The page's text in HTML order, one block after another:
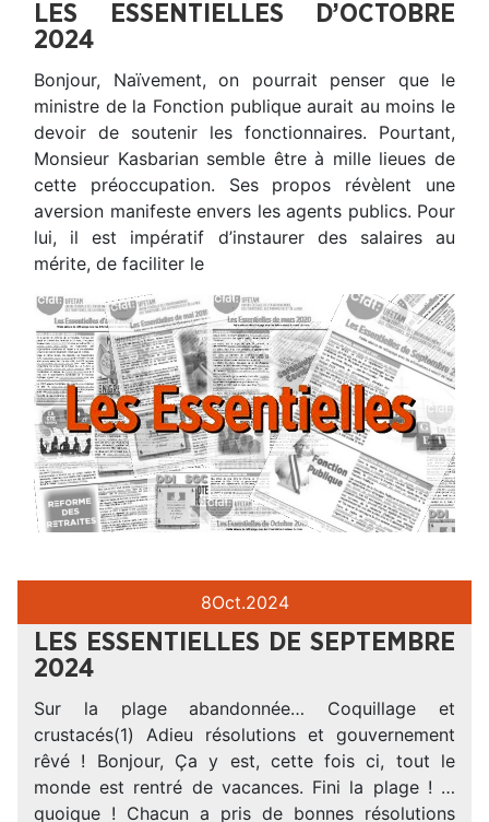
LES ESSENTIELLES D’OCTOBRE
2024
Bonjour, Naïvement, on pourrait penser que le
ministre de la Fonction publique aurait au moins le
devoir de soutenir les fonctionnaires. Pourtant,
Monsieur Kasbarian semble être à mille lieues de
cette préoccupation. Ses propos révèlent une
aversion manifeste envers les agents publics. Pour
lui, il est impératif d’instaurer des salaires au
mérite, de faciliter le
8Oct.2024
LES ESSENTIELLES DE SEPTEMBRE
2024
Sur la plage abandonnée… Coquillage et
crustacés(1) Adieu résolutions et gouvernement
rêvé ! Bonjour, Ça y est, cette fois ci, tout le
monde est rentré de vacances. Fini la plage ! …
quoique ! Chacun a pris de bonnes résolutions